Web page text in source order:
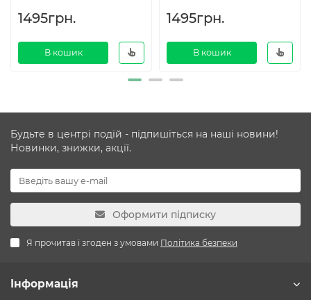
1495грн.
В кошик
1495грн.
В кошик
Будьте в центрі подій - підпишіться на наші новини!
Новинки, знижки, акції.
Оформити підписку
Я прочитав і згоден з умовами Політика безпеки
Інформація